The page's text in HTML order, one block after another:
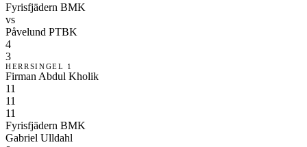
Fyrisfjädern BMK
vs
Påvelund PTBK
4
3
HERRSINGEL 1
Firman Abdul Kholik
11
11
11
Fyrisfjädern BMK
Gabriel Ulldahl